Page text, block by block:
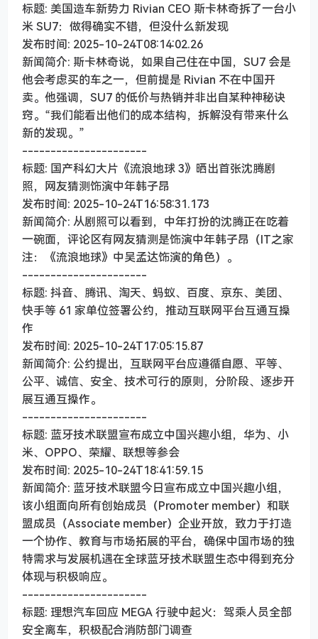
标题: 美国造车新势力 Rivian CEO 斯卡林奇拆了一台小
米 SU7：做得确实不错，但没什么新发现
发布时间: 2025-10-24T08:14:02.26
新闻简介: 斯卡林奇说，如果自己住在中国，SU7 会是
他会考虑买的车之一，但前提是 Rivian 不在中国开
卖。他强调，SU7 的低价与热销并非出自某种神秘诀
窍。“我们能看出他们的成本结构，拆解没有带来什么
新的发现。”
----------------------
标题: 国产科幻大片《流浪地球 3》晒出首张沈腾剧
照，网友猜测饰演中年韩子昂
发布时间: 2025-10-24T16:58:31.173
新闻简介: 从剧照可以看到，中年打扮的沈腾正在吃着
一碗面，评论区有网友猜测是饰演中年韩子昂（IT之家
注：《流浪地球》中吴孟达饰演的角色）。
----------------------
标题: 抖音、腾讯、淘天、蚂蚁、百度、京东、美团、
快手等 61 家单位签署公约，推动互联网平台互通互操
作
发布时间: 2025-10-24T17:05:15.87
新闻简介: 公约提出，互联网平台应遵循自愿、平等、
公平、诚信、安全、技术可行的原则，分阶段、逐步开
展互通互操作。
----------------------
标题: 蓝牙技术联盟宣布成立中国兴趣小组，华为、小
米、OPPO、荣耀、联想等参会
发布时间: 2025-10-24T18:41:59.15
新闻简介: 蓝牙技术联盟今日宣布成立中国兴趣小组，
该小组面向所有创始成员（Promoter member）和联
盟成员（Associate member）企业开放，致力于打造
一个协作、教育与市场拓展的平台，确保中国市场的独
特需求与发展机遇在全球蓝牙技术联盟生态中得到充分
体现与积极响应。
----------------------
标题: 理想汽车回应 MEGA 行驶中起火：驾乘人员全部
安全离车，积极配合消防部门调查